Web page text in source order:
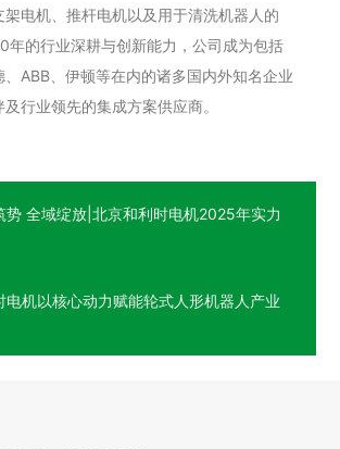
架电机、推杆电机以及用于清洗机器人的
年的行业深耕与创新能力，公司成为包括
ABB、伊顿等在内的诸多国内外知名企业
行业领先的集成方案供应商。
势 全域绽放|北京和利时电机2025年实力
电机以核心动力赋能轮式人形机器人产业